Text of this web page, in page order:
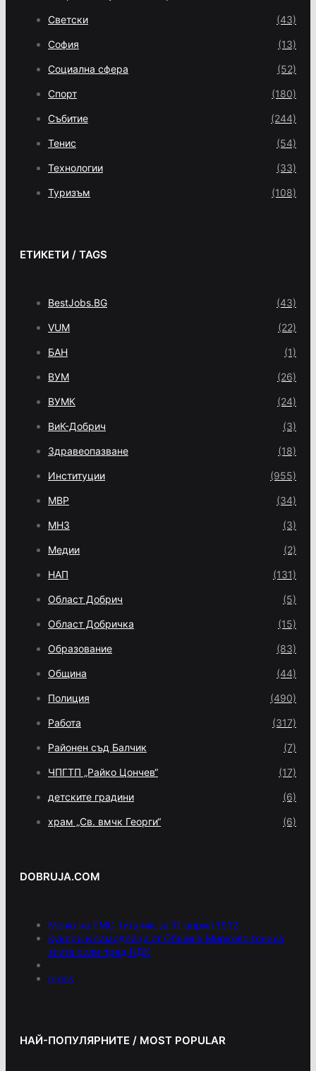
Светски (43)
София (13)
Социална сфера (52)
Спорт (180)
Събитие (244)
Тенис (54)
Технологии (33)
Туризъм (108)
ЕТИКЕТИ / TAGS
BestJobs.BG (43)
VUM (22)
БАН (1)
ВУМ (26)
ВУМК (24)
ВиК-Добрич (3)
Здравеопазване (18)
Институции (955)
МВР (34)
МНЗ (3)
Медии (2)
НАП (131)
Област Добрич (5)
Област Добричка (15)
Образование (83)
Община (44)
Полиция (490)
Работа (317)
Районен съд Балчик (7)
ЧПГТП „Райко Цончев“ (17)
детските градини (6)
храм „Св. вмчк Георги“ (6)
DOBRUJA.COM
Меню на РМС Титаник за 11 април 1912
Кукери и самодейци от Община Мирково гониха
злите сили пред НДК
press
НАЙ-ПОПУЛЯРНИТЕ / MOST POPULAR